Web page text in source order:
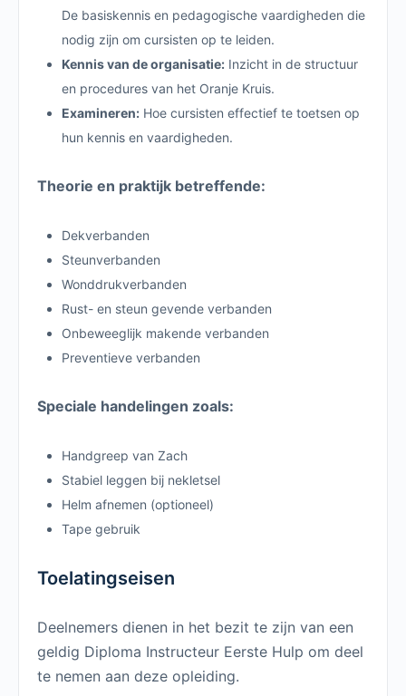
De basiskennis en pedagogische vaardigheden die
nodig zijn om cursisten op te leiden.
Kennis van de organisatie: Inzicht in de structuur
en procedures van het Oranje Kruis.
Examineren: Hoe cursisten effectief te toetsen op
hun kennis en vaardigheden.
Theorie en praktijk betreffende:
Dekverbanden
Steunverbanden
Wonddrukverbanden
Rust- en steun gevende verbanden
Onbeweeglijk makende verbanden
Preventieve verbanden
Speciale handelingen zoals:
Handgreep van Zach
Stabiel leggen bij nekletsel
Helm afnemen (optioneel)
Tape gebruik
Toelatingseisen
Deelnemers dienen in het bezit te zijn van een
geldig Diploma Instructeur Eerste Hulp om deel
te nemen aan deze opleiding.